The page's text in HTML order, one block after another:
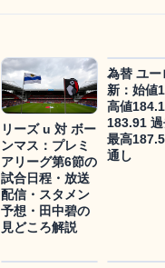
リーズ u 対 ボー
ンマス：プレミ
アリーグ第6節の
試合日程・放送
配信・スタメン
予想・田中碧の
見どころ解説
為替 ユー
新：始値
高値
183.91
最高
通し